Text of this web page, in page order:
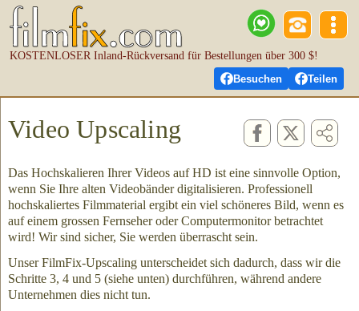
Besuchen Teilen
KOSTENLOSER Inland-Rückversand für Bestellungen über 300 $!
Video Upscaling
Das Hochskalieren Ihrer Videos auf HD ist eine sinnvolle Option,
wenn Sie Ihre alten Videobänder digitalisieren. Professionell
hochskaliertes Filmmaterial ergibt ein viel schöneres Bild, wenn es
auf einem grossen Fernseher oder Computermonitor betrachtet
wird! Wir sind sicher, Sie werden überrascht sein.
Unser FilmFix-Upscaling unterscheidet sich dadurch, dass wir die
Schritte 3, 4 und 5 (siehe unten) durchführen, während andere
Unternehmen dies nicht tun.